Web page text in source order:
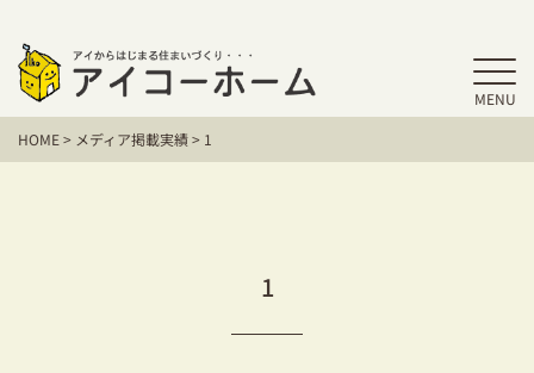
MENU
HOME
アイコーホームの家づくり
お客様の声
保証／アフターサポート
HOME> メディア掲載実績> 1
1